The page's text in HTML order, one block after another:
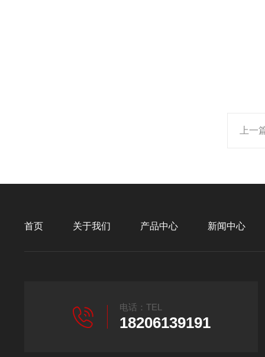
上一
首页 关于我们 产品中心 新闻中心
电话：TEL
18206139191